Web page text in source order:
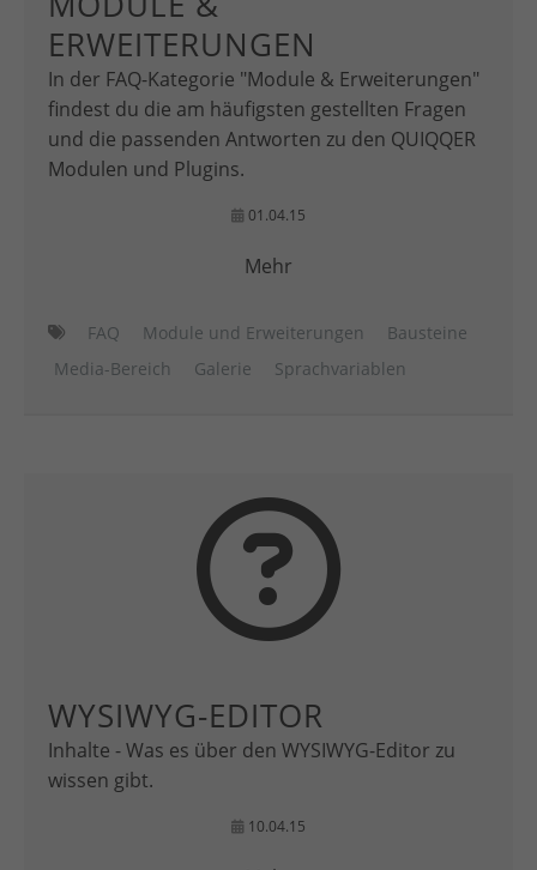
ERWEITERUNGEN
In der FAQ-Kategorie "Module & Erweiterungen"
findest du die am häufigsten gestellten Fragen
und die passenden Antworten zu den QUIQQER
Modulen und Plugins.
01.04.15
Mehr
FAQ Module und Erweiterungen
Bausteine
Media-Bereich
Galerie Sprachvariablen
WYSIWYG-EDITOR
Inhalte - Was es über den WYSIWYG-Editor zu
wissen gibt.
10.04.15